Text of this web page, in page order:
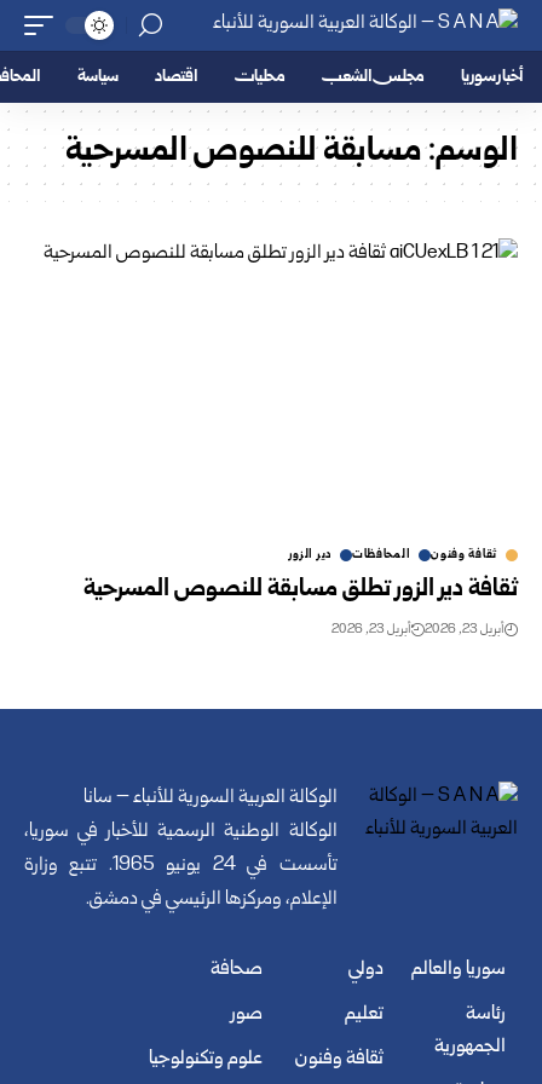
أخبار سوريا مجلس الشعب محليات اقتصاد سياسة
الوسم:مسابقة للنصوص المسرحية
ثقافة وفنون المحافظات دير الزور
ثقافة دير الزور تطلق مسابقة للنصوص المسرحية
أبريل 23, 2026 أبريل 23, 2026
الوكالة العربية السورية للأنباء – سانا
الوكالة الوطنية الرسمية للأخبار في سوريا،
تأسست في 24 يونيو 1965. تتبع وزارة
الإعلام، ومركزها الرئيسي في دمشق.
سوريا والعالم
رئاسة
الجمهورية
دولي
تعليم
ثقافة وفنون
صحافة
صور
علوم وتكنولوجيا